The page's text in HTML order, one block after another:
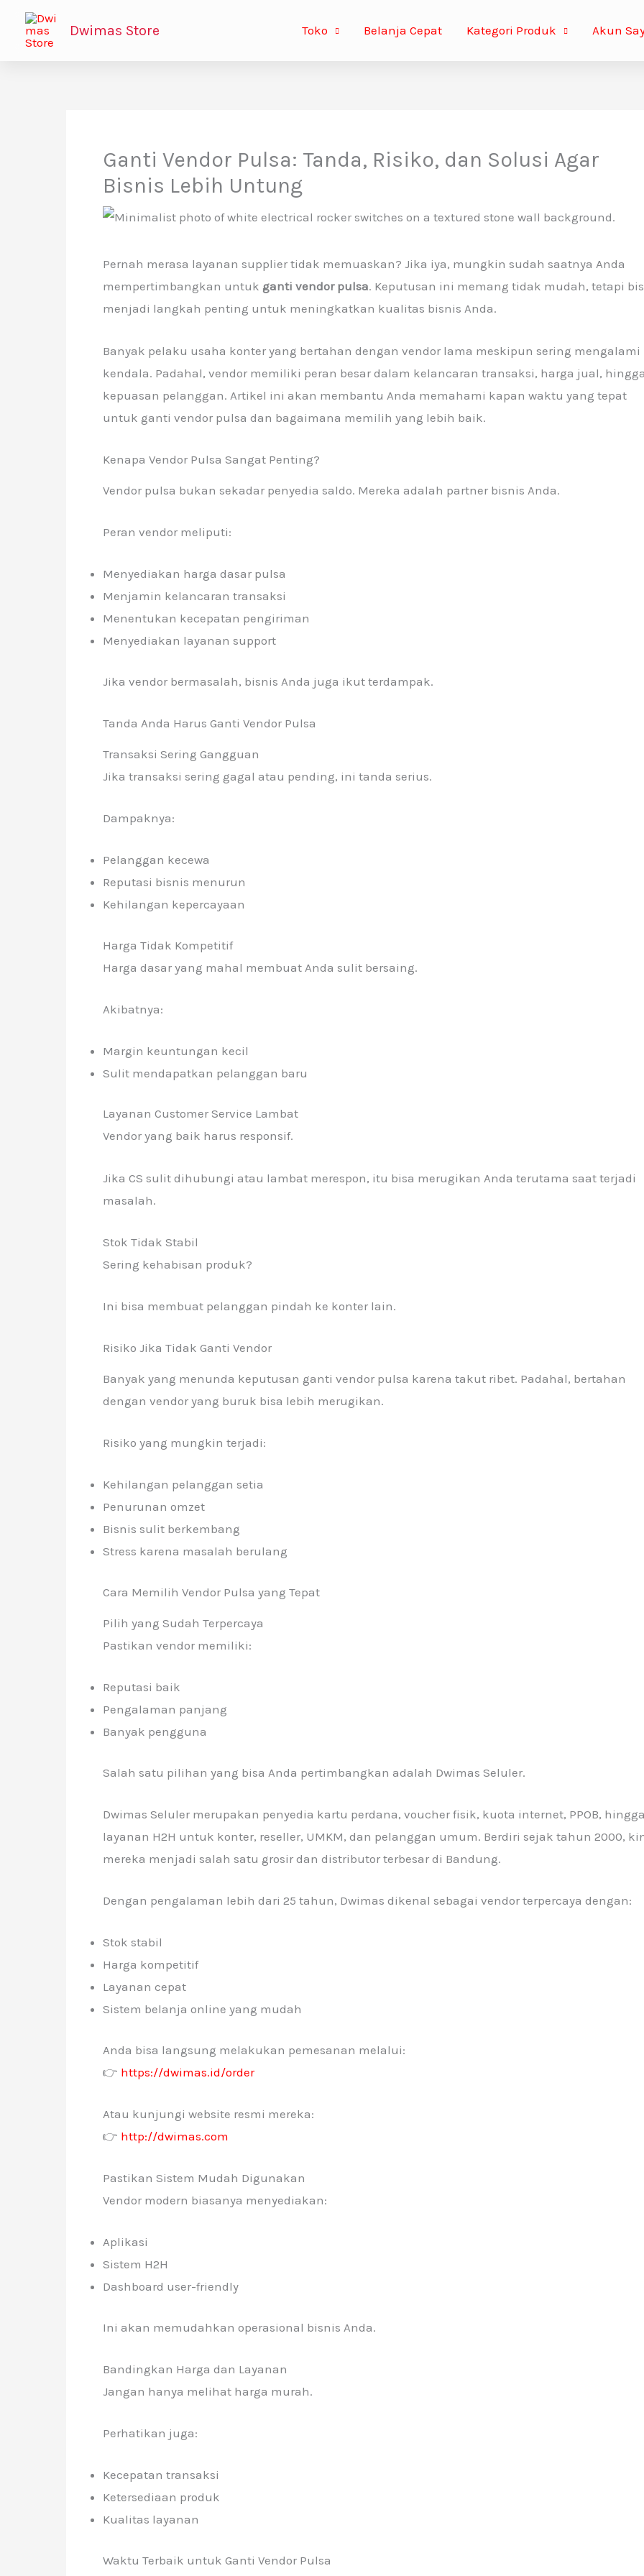
Lewati
Dwimas Store Toko Belanja Cepat Kategori Produk Akun
Ganti Vendor Pulsa: Tanda, Risiko, dan Solusi Agar
Bisnis Lebih Untung
Pernah merasa layanan supplier tidak memuaskan? Jika iya, mungkin sudah saatnya Anda
mempertimbangkan untuk ganti vendor pulsa. Keputusan ini memang tidak mudah, tetapi
menjadi langkah penting untuk meningkatkan kualitas bisnis Anda.
Banyak pelaku usaha konter yang bertahan dengan vendor lama meskipun sering mengalami
kendala. Padahal, vendor memiliki peran besar dalam kelancaran transaksi, harga jual,
kepuasan pelanggan. Artikel ini akan membantu Anda memahami kapan waktu yang tepat
untuk ganti vendor pulsa dan bagaimana memilih yang lebih baik.
Kenapa Vendor Pulsa Sangat Penting?
Vendor pulsa bukan sekadar penyedia saldo. Mereka adalah partner bisnis Anda.
Peran vendor meliputi:
Menyediakan harga dasar pulsa
Menjamin kelancaran transaksi
Menentukan kecepatan pengiriman
Menyediakan layanan support
Jika vendor bermasalah, bisnis Anda juga ikut terdampak.
Tanda Anda Harus Ganti Vendor Pulsa
Transaksi Sering Gangguan
Jika transaksi sering gagal atau pending, ini tanda serius.
Dampaknya:
Pelanggan kecewa
Reputasi bisnis menurun
Kehilangan kepercayaan
Harga Tidak Kompetitif
Harga dasar yang mahal membuat Anda sulit bersaing.
Akibatnya:
Margin keuntungan kecil
Sulit mendapatkan pelanggan baru
Layanan Customer Service Lambat
Vendor yang baik harus responsif.
Jika CS sulit dihubungi atau lambat merespon, itu bisa merugikan Anda terutama saat terjadi
masalah.
Stok Tidak Stabil
Sering kehabisan produk?
Ini bisa membuat pelanggan pindah ke konter lain.
Risiko Jika Tidak Ganti Vendor
Banyak yang menunda keputusan ganti vendor pulsa karena takut ribet. Padahal, bertahan
dengan vendor yang buruk bisa lebih merugikan.
Risiko yang mungkin terjadi:
Kehilangan pelanggan setia
Penurunan omzet
Bisnis sulit berkembang
Stress karena masalah berulang
Cara Memilih Vendor Pulsa yang Tepat
Pilih yang Sudah Terpercaya
Pastikan vendor memiliki:
Reputasi baik
Pengalaman panjang
Banyak pengguna
Salah satu pilihan yang bisa Anda pertimbangkan adalah Dwimas Seluler.
Dwimas Seluler merupakan penyedia kartu perdana, voucher fisik, kuota internet, PPOB,
layanan H2H untuk konter, reseller, UMKM, dan pelanggan umum. Berdiri sejak tahun 2000,
mereka menjadi salah satu grosir dan distributor terbesar di Bandung.
Dengan pengalaman lebih dari 25 tahun, Dwimas dikenal sebagai vendor terpercaya dengan:
Stok stabil
Harga kompetitif
Layanan cepat
Sistem belanja online yang mudah
Anda bisa langsung melakukan pemesanan melalui:
👉 https://dwimas.id/order
Atau kunjungi website resmi mereka:
👉 http://dwimas.com
Pastikan Sistem Mudah Digunakan
Vendor modern biasanya menyediakan:
Aplikasi
Sistem H2H
Dashboard user-friendly
Ini akan memudahkan operasional bisnis Anda.
Bandingkan Harga dan Layanan
Jangan hanya melihat harga murah.
Perhatikan juga:
Kecepatan transaksi
Ketersediaan produk
Kualitas layanan
Waktu Terbaik untuk Ganti Vendor Pulsa